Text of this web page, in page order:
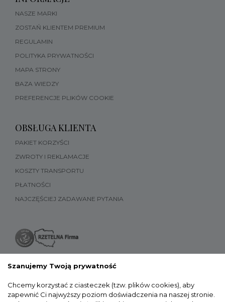
NASZE MARKI
ZOSTAŃ KLIENTEM PREMIUM
REGULAMIN
POLITYKA PRYWATNOŚCI
MAPA STRONY
BAZA WIEDZY
PREFERENCJE PLIKÓW COOKIE
OBSŁUGA KLIENTA
PAKIET KORZYŚCI
ZWROTY I REKLAMACJE
KOSZTY TRANSPORTU
PŁATNOŚCI
NAJCZĘŚCIEJ ZADAWANE PYTANIA
Szanujemy Twoją prywatność
Chcemy korzystać z ciasteczek (tzw. plików cookies), aby
zapewnić Ci najwyższy poziom doświadczenia na naszej stronie.